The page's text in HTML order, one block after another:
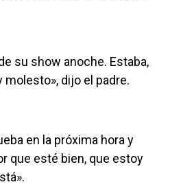
su show anoche. Estaba,
molesto», dijo el padre.
en la próxima hora y
que esté bien, que estoy